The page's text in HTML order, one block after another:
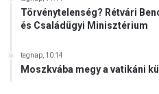
Törvénytelenség? Rétvári
és Családügyi Minisztérium
tegnap, 10:14
Moszkvába megy a vatikáni